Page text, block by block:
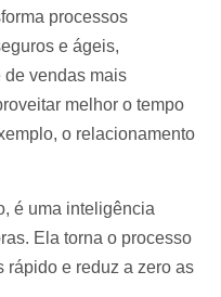
processos
e ágeis,
de vendas mais
melhor o tempo
o relacionamento
é uma inteligência
Ela torna o processo
rápido e reduz a zero as